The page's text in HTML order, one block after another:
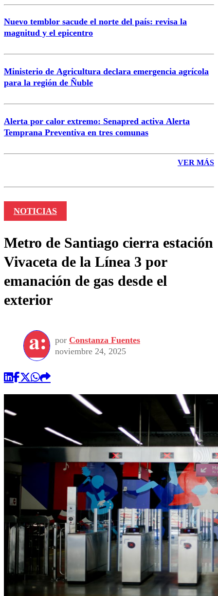
Nuevo temblor sacude el norte del país: revisa la
magnitud y el epicentro
Ministerio de Agricultura declara emergencia agrícola
para la región de Ñuble
Alerta por calor extremo: Senapred activa Alerta
Temprana Preventiva en tres comunas
VER MÁS
NOTICIAS
Metro de Santiago cierra estación
Vivaceta de la Línea 3 por
emanación de gas desde el
exterior
por Constanza Fuentes
noviembre 24, 2025